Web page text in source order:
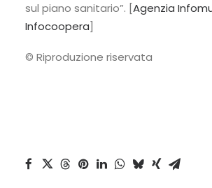
sul piano sanitario”. [Agenzia
Infocoopera]
© Riproduzione riservata